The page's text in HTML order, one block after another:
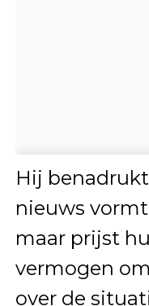
Hij
nieuws
maar prijst
vermogen
over de